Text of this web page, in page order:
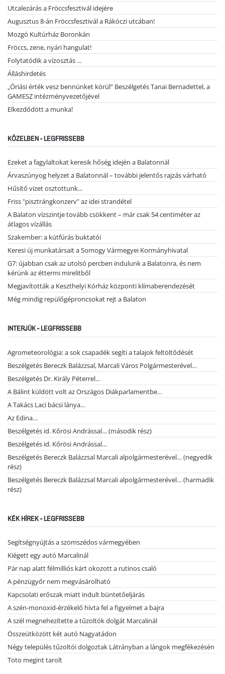
Utcalezárás a Fröccsfesztivál idejére
Augusztus 8-án Fröccsfesztivál a Rákóczi utcában!
Mozgó Kultúrház Boronkán
Fröccs, zene, nyári hangulat!
Folytatódik a vízosztás ...
Álláshirdetés
„Óriási érték vesz bennünket körül” Beszélgetés Tanai Bernadettel, a
GAMESZ intézményvezetőjével
Elkezdődött a munka!
KÖZELBEN - LEGFRISSEBB
Ezeket a fagylaltokat keresik hőség idején a Balatonnál
Árvaszúnyog helyzet a Balatonnál – további jelentős rajzás várható
Hűsítő vizet osztottunk...
Friss "pisztrángkonzerv" az idei strandétel
A Balaton vízszintje tovább csökkent – már csak 54 centiméter az
átlagos vízállás
Szakember: a kútfúrás buktatói
Keresi új munkatársait a Somogy Vármegyei Kormányhivatal
G7: újabban csak az utolsó percben indulunk a Balatonra, és nem
kérünk az éttermi mirelitből
Megjavították a Keszthelyi Kórház központi klímaberendezését
Még mindig repülőgéproncsokat rejt a Balaton
INTERJÚK - LEGFRISSEBB
Agrometeorológia: a sok csapadék segíti a talajok feltöltődését
Beszélgetés Bereczk Balázzsal, Marcali Város Polgármesterével…
Beszélgetés Dr. Király Péterrel…
A Bálint küldött volt az Országos Diákparlamentbe…
A Takács Laci bácsi lánya…
Az Edina…
Beszélgetés id. Kőrösi Andrással… (második rész)
Beszélgetés id. Kőrösi Andrással…
Beszélgetés Bereczk Balázzsal Marcali alpolgármesterével… (negyedik
rész)
Beszélgetés Bereczk Balázzsal Marcali alpolgármesterével… (harmadik
rész)
KÉK HÍREK - LEGFRISSEBB
Segítségnyújtás a szomszédos vármegyében
Kiégett egy autó Marcalinál
Pár nap alatt félmilliós kárt okozott a rutinos csaló
A pénzügyőr nem megvásárolható
Kapcsolati erőszak miatt indult büntetőeljárás
A szén-monoxid-érzékelő hívta fel a figyelmet a bajra
A szél megnehezítette a tűzoltók dolgát Marcalinál
Összeütközött két autó Nagyatádon
Négy település tűzoltói dolgoztak Látrányban a lángok megfékezésén
Toto megint tarolt